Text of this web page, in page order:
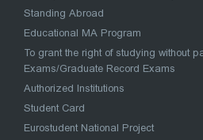
Standing Abroad
Educational MA Program
To grant the right of studying without
Exams/Graduate Record Exams
Authorized Institutions
Student Card
Eurostudent National Project